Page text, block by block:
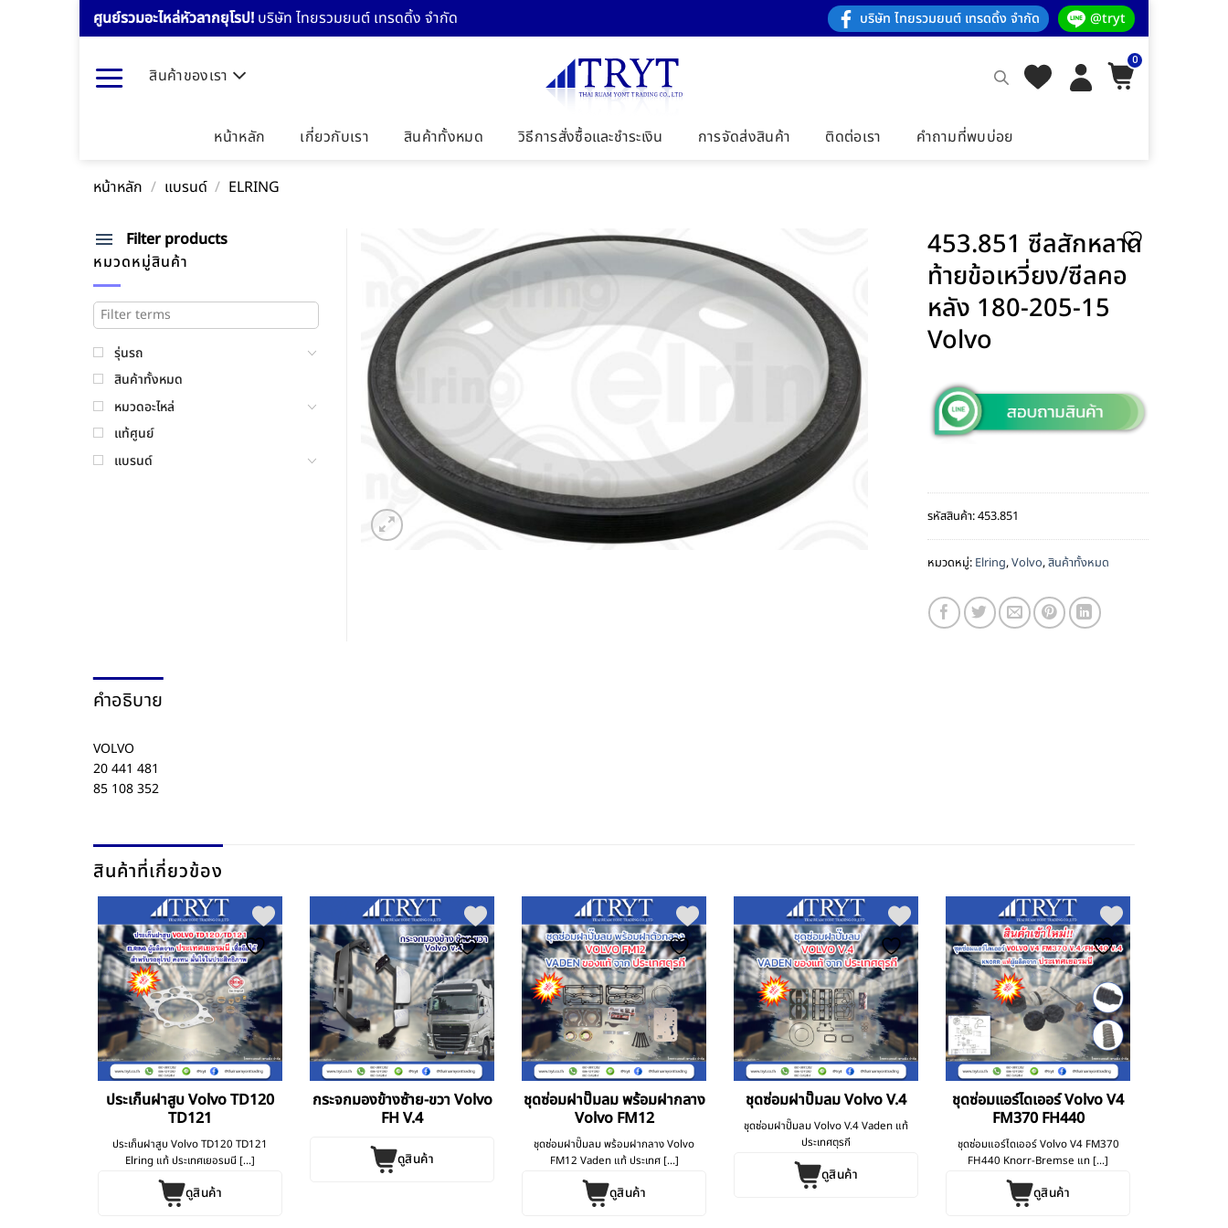
Skip
to
ศูนย์รวมอะไหล่หัวลากยุโรป! บริษัท ไทยรวมยนต์ เทรดดิ้ง จำกัด บริษัท ไทยรวมยนต์ เทรดดิ้ง จำกัด @tryt
สินค้าของเรา
0
หน้าหลัก เกี่ยวกับเรา สินค้าทั้งหมด วิธีการสั่งซื้อและชำระเงิน การจัดส่งสินค้า ติดต่อเรา คำถามที่พบบ่อย
หน้าหลัก / แบรนด์ / ELRING
453.851 ซีลสักหลาด
ท้ายข้อเหวี่ยง/ซีลคอ
หลัง 180-205-15
Volvo
รหัสสินค้า:453.851
หมวดหมู่: Elring,Volvo,สินค้าทั้งหมด
Filter products
หมวดหมู่สินค้า
รุ่นรถ
สินค้าทั้งหมด
หมวดอะไหล่
แท้ศูนย์
แบรนด์
คำอธิบาย
VOLVO
20 441 481
85 108 352
สินค้าที่เกี่ยวข้อง
ประเก็นฝาสูบ Volvo TD120
TD121
ประเก็นฝาสูบ Volvo TD120 TD121
Elring แท้ ประเทศเยอรมนี [...]
ดูสินค้า
กระจกมองข้างซ้าย-ขวา Volvo
FH V.4
ดูสินค้า
ชุดซ่อมฝาปั๊มลม พร้อมฝากลาง
Volvo FM12
ชุดซ่อมฝาปั๊มลม พร้อมฝากลาง Volvo
FM12 Vaden แท้ ประเทศ [...]
ดูสินค้า
ชุดซ่อมฝาปั๊มลม Volvo V.4
ชุดซ่อมฝาปั๊มลม Volvo V.4 Vaden แท้
ประเทศตุรกี
ดูสินค้า
ชุดซ่อมแอร์ไดเออร์ Volvo V4
FM370 FH440
ชุดซ่อมแอร์ไดเออร์ Volvo V4 FM370
FH440 Knorr-Bremse แท [...]
ดูสินค้า